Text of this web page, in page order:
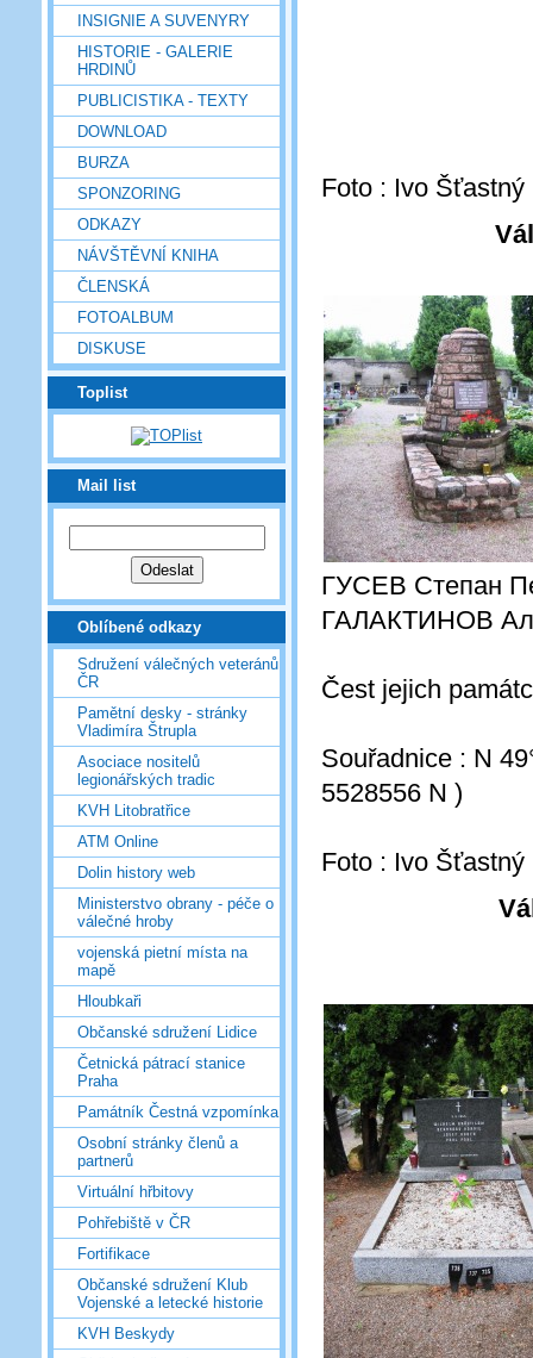
INSIGNIE A SUVENYRY
HISTORIE - GALERIE
HRDINŮ
PUBLICISTIKA - TEXTY
DOWNLOAD
BURZA
SPONZORING
ODKAZY
NÁVŠTĚVNÍ KNIHA
ČLENSKÁ
FOTOALBUM
DISKUSE
Toplist
Mail list
Oblíbené odkazy
Sdružení válečných veteránů
ČR
Pamětní desky - stránky
Vladimíra Štrupla
Asociace nositelů
legionářských tradic
KVH Litobratřice
ATM Online
Dolin history web
Ministerstvo obrany - péče o
válečné hroby
vojenská pietní místa na
mapě
Hloubkaři
Občanské sdružení Lidice
Četnická pátrací stanice
Praha
Památník Čestná vzpomínka
Osobní stránky členů a
partnerů
Virtuální hřbitovy
Pohřebiště v ČR
Fortifikace
Občanské sdružení Klub
Vojenské a letecké historie
KVH Beskydy
Foto : Ivo Šťastný
ГУСЕВ Степан
ГАЛАКТИНОВ
Čest jejich
Souřadnice : N
5528556 N )
Foto : Ivo Šťastný